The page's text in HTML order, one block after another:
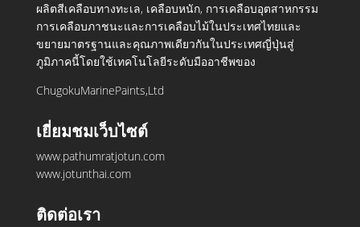
ผลิตสีเคลือบทางทะเล, เคลือบหนัก, การเคลือบอุตสาหกรรม
การเคลือบภาชนะและการเคลือบไม้ในประเทศไทยและ
ขยายมาตรฐานและคุณภาพเดียวกันในประเทศญี่ปุ่นสู่
ภูมิภาคนี้โดยใช้เทคโนโลยีระดับมืออาชีพของ
ChugokuMarinePaints,Ltd
เยี่ยมชมเว็บไซต์
www.pathumratjotun.com
www.jotunthai.com
ติดต่อเรา